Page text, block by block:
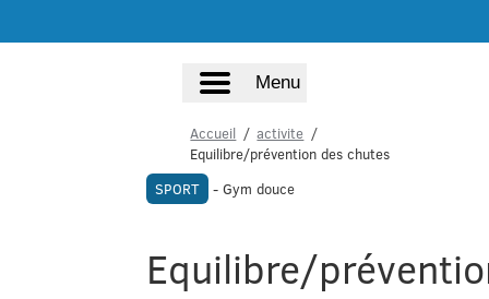
Menu
Accueil
activite
Equilibre/prévention des chutes
SPORT
- Gym douce
Equilibre/